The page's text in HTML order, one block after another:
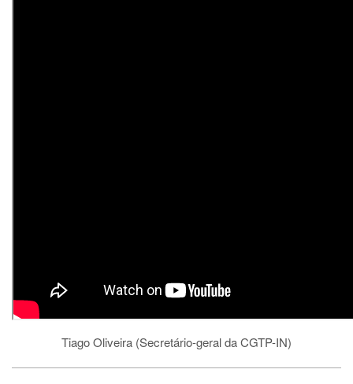
Tiago Oliveira (Secretário-geral da CGTP-IN)